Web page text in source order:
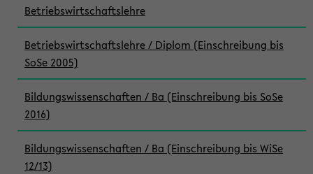
Betriebswirtschaftslehre
Betriebswirtschaftslehre / Diplom (Einschreibung bis
SoSe 2005)
Bildungswissenschaften / Ba (Einschreibung bis SoSe
2016)
Bildungswissenschaften / Ba (Einschreibung bis WiSe
12/13)